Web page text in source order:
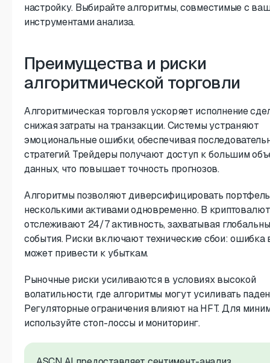
настройку. Выбирайте алгоритмы, совместимые с
инструментами анализа.
Преимущества и риски
алгоритмической торговли
Алгоритмическая торговля ускоряет исполнение
снижая затраты на транзакции. Системы устраняют
эмоциональные ошибки, обеспечивая
стратегий. Трейдеры получают доступ к большим
данных, что повышает точность прогнозов.
Алгоритмы позволяют диверсифицировать
несколькими активами одновременно. В
отслеживают 24/7 активность, захватывая
события. Риски включают технические сбои: ошибка
может привести к убыткам.
Рыночные риски усиливаются в условиях высокой
волатильности, где алгоритмы могут усиливать
Регуляторные ограничения влияют на HFT. Для
используйте стоп-лоссы и мониторинг.